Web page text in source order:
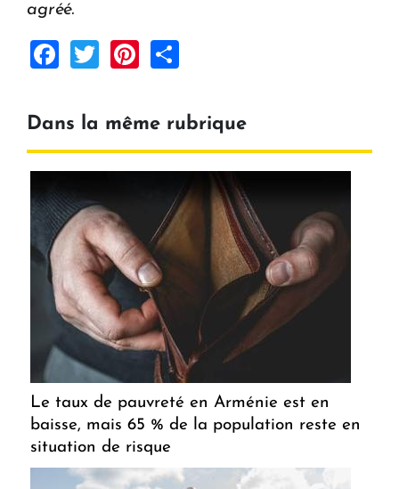
agréé.
Facebook
TwitterPinterest
Dans la même rubrique
Le taux de pauvreté en Arménie est en
baisse, mais 65 % de la population reste en
situation de risque